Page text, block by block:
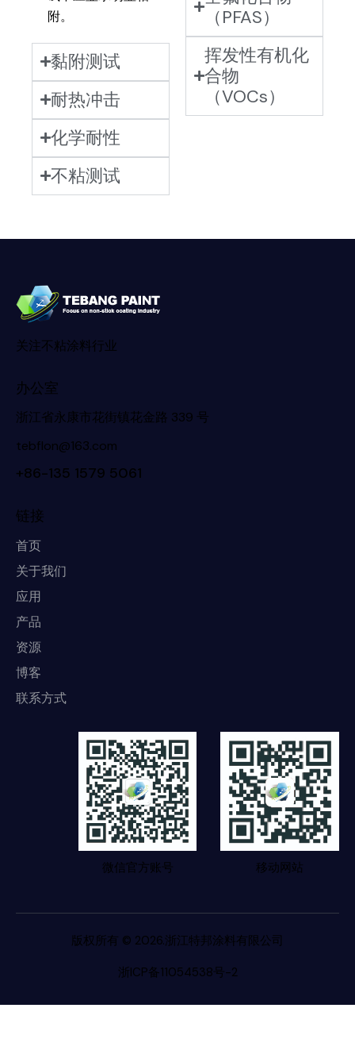
附。
黏附测试
耐热冲击
化学耐性
不粘测试
（PFAS）
挥发性有机化
合物
（VOCs）
关注不粘涂料行业
办公室
浙江省永康市花街镇花金路 339 号
tebflon@163.com
+86-135 1579 5061
链接
首页
关于我们
应用
产品
资源
博客
联系方式
微信官方账号 移动网站
版权所有 © 2026.浙江特邦涂料有限公司
浙ICP备11054538号-2